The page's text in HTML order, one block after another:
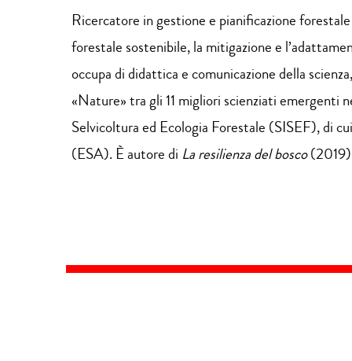
Ricercatore in gestione e pianificazione
forestale sostenibile, la mitigazione e
occupa di didattica e comunicazione della
«Nature» tra gli 11 migliori scienziati emergenti
Selvicoltura ed Ecologia Forestale (SISEF), di
(ESA). È autore di La resilienza del bosco